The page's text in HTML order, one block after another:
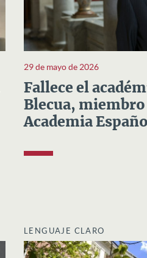
29 de mayo de 2026
Fallece el
Blecua, miembro
Academia
LENGUAJE CLARO